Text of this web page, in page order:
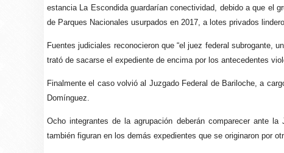
estancia La Escondida guardarían conectividad, debido a que el
de Parques Nacionales usurpados en 2017, a lotes privados
Fuentes judiciales reconocieron que “el juez federal subrogante,
trató de sacarse el expediente de encima por los antecedentes
Finalmente el caso volvió al Juzgado Federal de Bariloche, a
Domínguez.
Ocho integrantes de la agrupación deberán comparecer ante
también figuran en los demás expedientes que se originaron por